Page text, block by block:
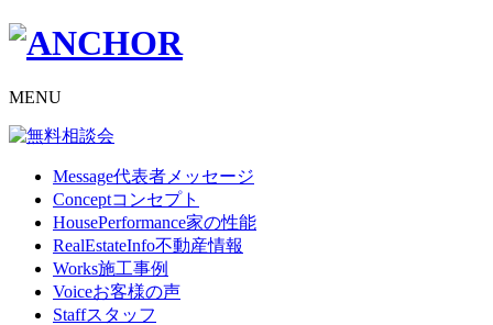
MENU
Message代表者メッセージ
Conceptコンセプト
HousePerformance家の性能
RealEstateInfo不動産情報
Works施工事例
Voiceお客様の声
Staffスタッフ